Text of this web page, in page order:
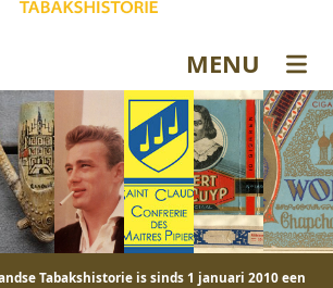
MENU
Tabakshistorie is sinds 1 januari 2010 een